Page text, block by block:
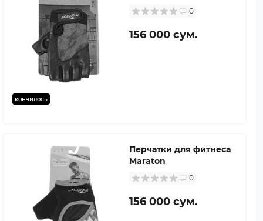
кончилось
0
156 000 сум.
Перчатки для фитнеса
Maraton
0
156 000 сум.